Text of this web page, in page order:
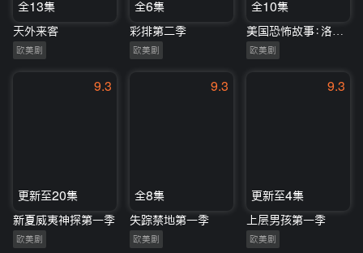
全13集
天外来客
欧美剧
全6集
彩排第二季
欧美剧
全10集
美国恐怖故事：洛亚诺克第六季
欧美剧
9.3
更新至20集
新夏威夷神探第一季
欧美剧
9.3
全8集
失踪禁地第一季
欧美剧
9.3
更新至4集
上层男孩第一季
欧美剧